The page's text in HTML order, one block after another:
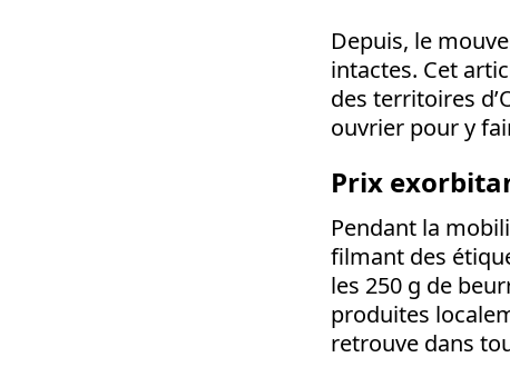
Depuis, le
intactes. Cet
des territoires
ouvrier pour y
Prix
Pendant la
filmant des
les 250 g de
produites
retrouve dans